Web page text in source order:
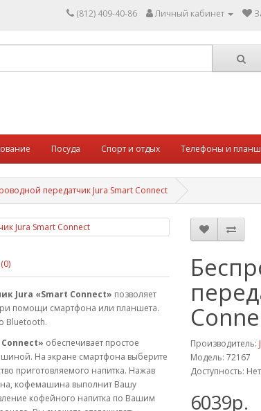
(812) 409-40-86 Личный кабинет
Посуда Спорт и отдых Телефоны и
передатчик Jura Smart Connect
Jura «Smart Connect» позволяет
помощи смартфона или планшета.
Bluetooth.
обеспечивает простое
На экране смартфона выберите
приготовляемого напитка. Нажав
кофемашина выполнит Вашу
кофейного напитка по Вашим
Производитель:
Модель: 72167
Доступность:
6039р.